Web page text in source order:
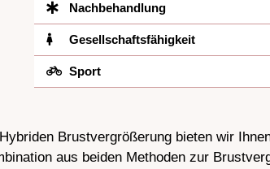
Nachbehandlung
Gesellschaftsfähigkeit
Sport
Brustvergrößerung bieten wir
aus beiden Methoden zur